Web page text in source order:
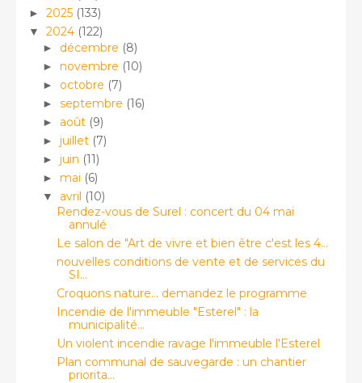
► 2025 (133)
▼ 2024 (122)
► décembre (8)
► novembre (10)
► octobre (7)
► septembre (16)
► août (9)
► juillet (7)
► juin (11)
► mai (6)
▼ avril (10)
Rendez-vous de Surel : concert du 04 mai
annulé
Le salon de "Art de vivre et bien être c'est les 4...
nouvelles conditions de vente et de services du
SI...
Croquons nature... demandez le programme
Incendie de l'immeuble "Esterel" : la
municipalité...
Un violent incendie ravage l'immeuble l'Esterel
Plan communal de sauvegarde : un chantier
priorita...